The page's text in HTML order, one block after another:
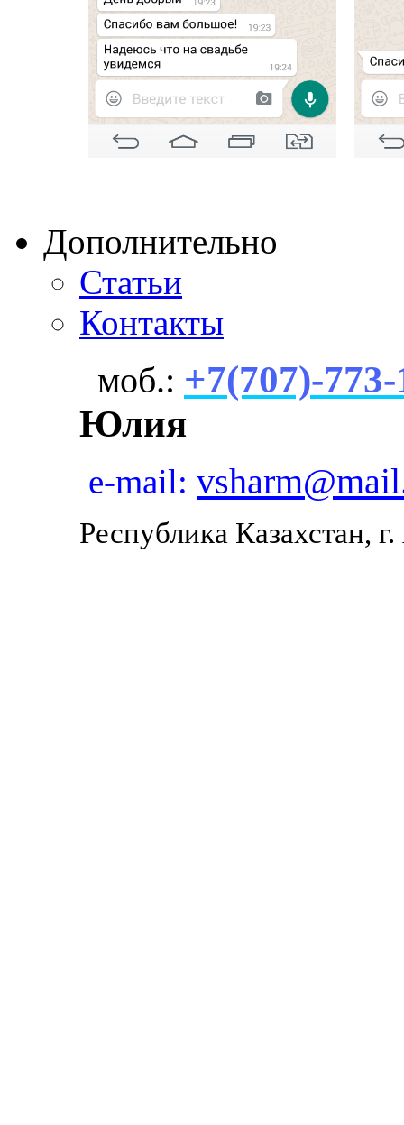
Дополнительно
Статьи
Контакты
моб.: +7(707)-
Юлия
e-mail:
Республика Казахстан,